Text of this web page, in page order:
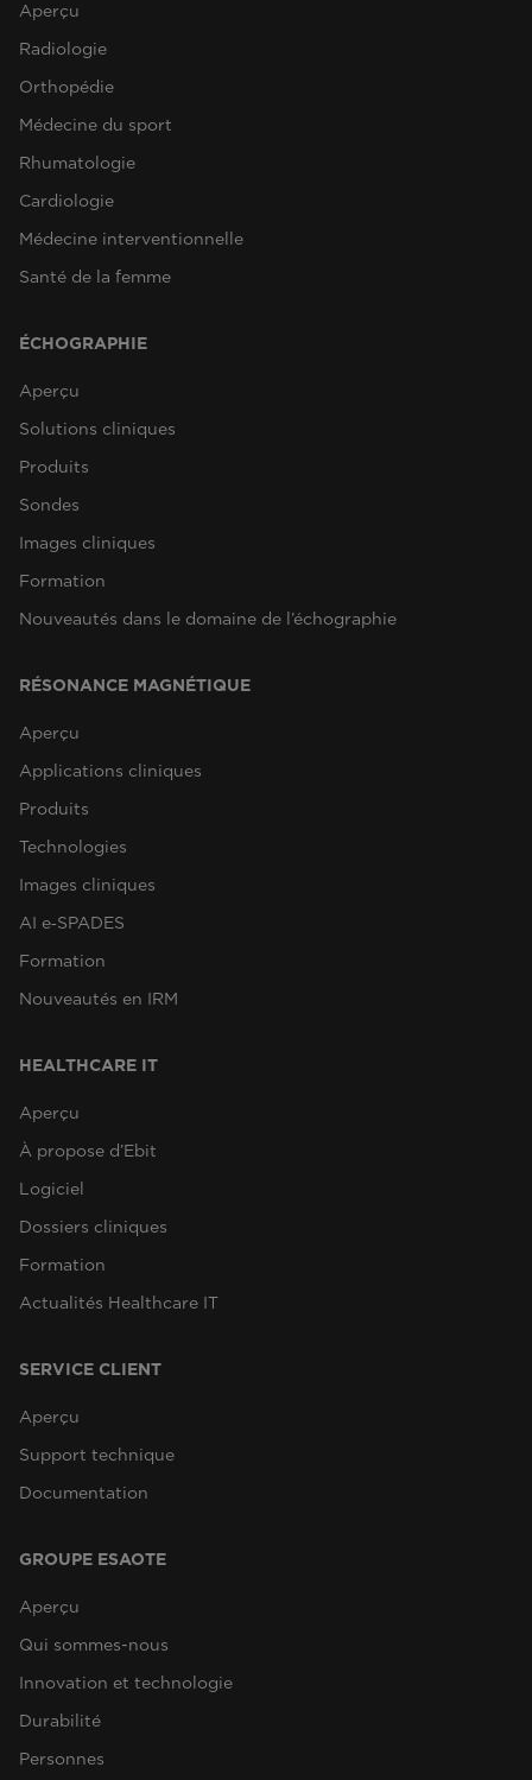
Aperçu
Radiologie
Orthopédie
Médecine du sport
Rhumatologie
Cardiologie
Médecine interventionnelle
Santé de la femme
ÉCHOGRAPHIE
Aperçu
Solutions cliniques
Produits
Sondes
Images cliniques
Formation
Nouveautés dans le domaine de l’échographie
RÉSONANCE MAGNÉTIQUE
Aperçu
Applications cliniques
Produits
Technologies
Images cliniques
AI e‑SPADES
Formation
Nouveautés en IRM
HEALTHCARE IT
Aperçu
À propose d’Ebit
Logiciel
Dossiers cliniques
Formation
Actualités Healthcare IT
SERVICE CLIENT
Aperçu
Support technique
Documentation
GROUPE ESAOTE
Aperçu
Qui sommes-nous
Innovation et technologie
Durabilité
Personnes